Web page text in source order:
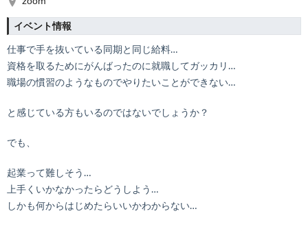
イベント情報
仕事で手を抜いている同期と同じ給料…
資格を取るためにがんばったのに就職してガッカリ…
職場の慣習のようなものでやりたいことができない…
と感じている方もいるのではないでしょうか？
でも、
起業って難しそう…
上手くいかなかったらどうしよう…
しかも何からはじめたらいいかわからない…